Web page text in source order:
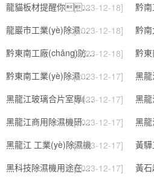
龍貓板材提醒你，雨季裝修應特別注意防潮
[2023-12-18]
龍巖市工業(yè)除濕機價(jià)格
[2023-12-18]
黔東南工廠(chǎng)防潮除濕機，工業(yè)除濕機
[2023-12-18]
黔東南工業(yè)除濕機公司
[2023-12-17]
黑龍江玻璃合片室專(zhuān)用組合型轉輪除濕機
[2023-12-17]
黑龍江商用除濕機研發(fā)(回饋老顧客,2022已更新)
[2023-12-17]
黑龍江 工業(yè)除濕機[2023-12-17]
黑科技除濕機用途在哪里，如何選購到合適的工業(yè)除濕機
[2023-12-17]